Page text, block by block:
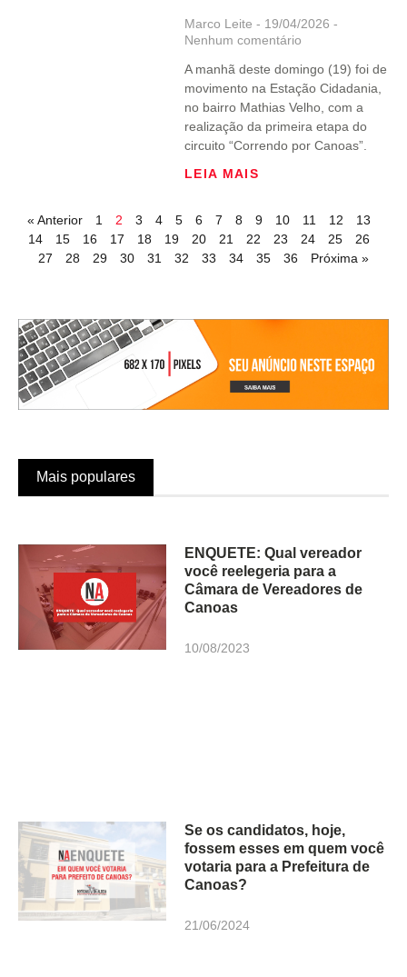
Marco Leite
19/04/2026
Nenhum comentário
A manhã deste domingo (19) foi de
movimento na Estação Cidadania,
no bairro Mathias Velho, com a
realização da primeira etapa do
circuito “Correndo por Canoas”.
LEIA MAIS
« Anterior 1 2 3 4 5 6 7 8 9 10 11 12
13
14
15 16 17 18 19 20 21 22 23 24 25
26
27
28 29 30 31 32 33 34 35 36 Próxima »
Mais populares
ENQUETE: Qual vereador
você reelegeria para a
Câmara de Vereadores de
Canoas
10/08/2023
Se os candidatos, hoje,
fossem esses em quem você
votaria para a Prefeitura de
Canoas?
21/06/2024